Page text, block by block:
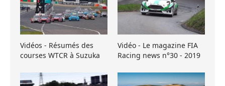
Vidéos - Résumés des
courses WTCR à Suzuka
Vidéo - Le magazine FIA
Racing news n°30 - 2019